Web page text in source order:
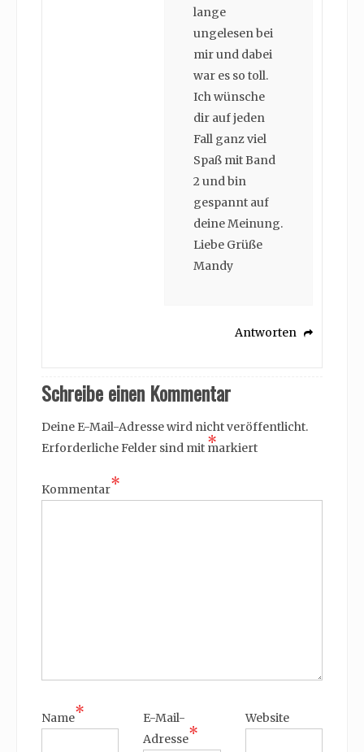
lange
ungelesen bei
mir und dabei
war es so toll.
Ich wünsche
dir auf jeden
Fall ganz viel
Spaß mit Band
2 und bin
gespannt auf
deine Meinung.
Liebe Grüße
Mandy
Antworten
Schreibe einen Kommentar
Deine E-Mail-Adresse wird nicht veröffentlicht.
Erforderliche Felder sind mit *
markiert
Kommentar*
Name*
E-Mail-
Adresse*
Website